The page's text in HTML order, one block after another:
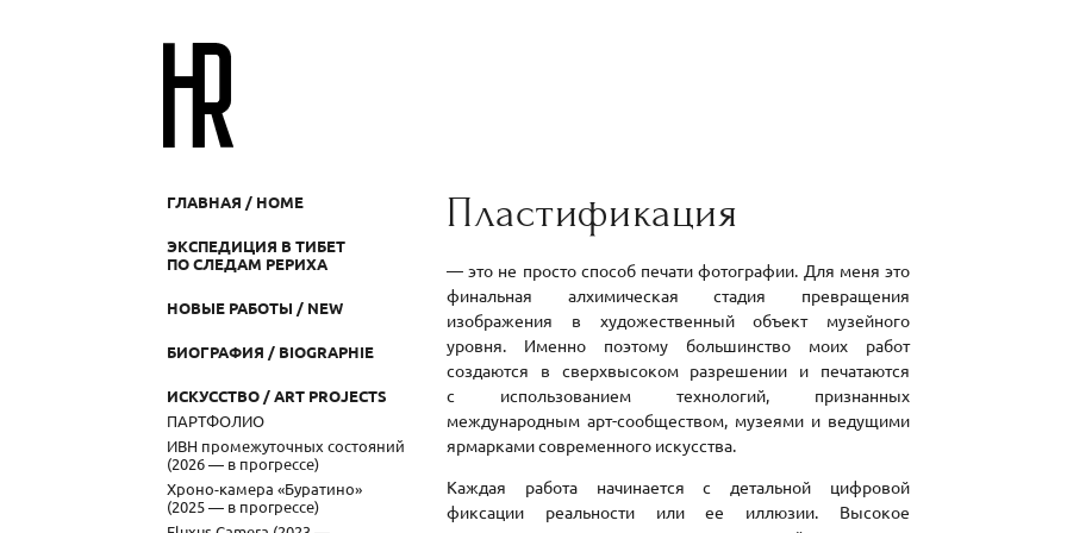
ГЛАВНАЯ / HOME
ЭКСПЕДИЦИЯ В ТИБЕТ
ПО СЛЕДАМ РЕРИХА
НОВЫЕ РАБОТЫ / NEW
БИОГРАФИЯ / BIOGRAPHIE
ИСКУССТВО / ART PROJECTS
ПАРТФОЛИО
ИВН промежуточных состояний
(2026 — в прогрессе)
Хроно-камера «Буратино»
(2025 — в прогрессе)
Пластификация
— это не просто способ печати фотографии. Для меня это
финальная алхимическая стадия превращения
изображения в художественный объект музейного
уровня. Именно поэтому большинство моих работ
создаются в сверхвысоком разрешении и печатаются
с использованием технологий, признанных
международным арт-сообществом, музеями и ведущими
ярмарками современного искусства.
Каждая работа начинается с детальной цифровой
фиксации реальности или ее иллюзии. Высокое